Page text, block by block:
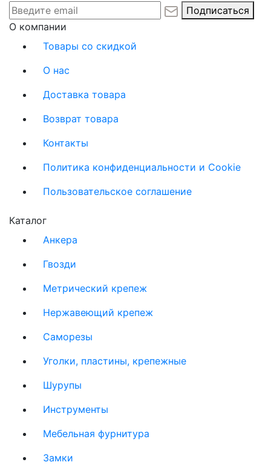
Подписаться
О компании
Товары со скидкой
О нас
Доставка товара
Возврат товара
Контакты
Политика конфиденциальности и Cookie
Пользовательское соглашение
Каталог
Анкера
Гвозди
Метрический крепеж
Нержавеющий крепеж
Саморезы
Уголки, пластины, крепежные
Шурупы
Инструменты
Мебельная фурнитура
Замки